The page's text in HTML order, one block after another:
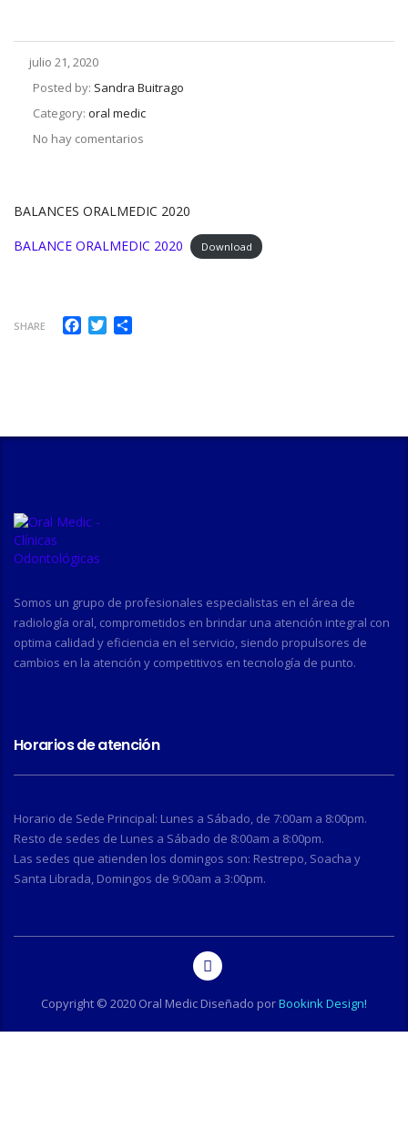
julio 21, 2020
Posted by: Sandra Buitrago
Category: oral medic
No hay comentarios
BALANCES ORALMEDIC 2020
BALANCE ORALMEDIC 2020
Download
SHARE Facebook
Twitter
Somos un grupo de profesionales especialistas en el área de
radiología oral, comprometidos en brindar una atención integral con
optima calidad y eficiencia en el servicio, siendo propulsores de
cambios en la atención y competitivos en tecnología de punto.
Horarios de atención
Horario de Sede Principal: Lunes a Sábado, de 7:00am a 8:00pm.
Resto de sedes de Lunes a Sábado de 8:00am a 8:00pm.
Las sedes que atienden los domingos son: Restrepo, Soacha y
Santa Librada, Domingos de 9:00am a 3:00pm.
Copyright © 2020 Oral Medic Diseñado porBookink Design!